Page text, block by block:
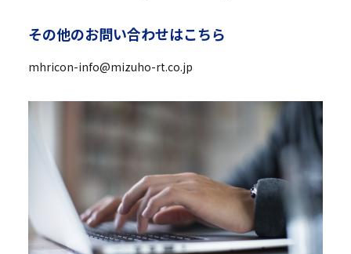
その他のお問い合わせはこちら
mhricon-info@mizuho-rt.co.jp